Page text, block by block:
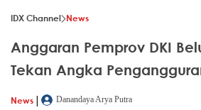
IDX Channel News
Anggaran Pemprov DKI
Tekan Angka
News |
Danandaya Arya Putra